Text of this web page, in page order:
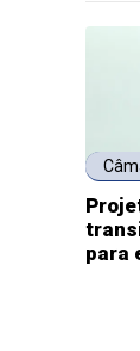
para